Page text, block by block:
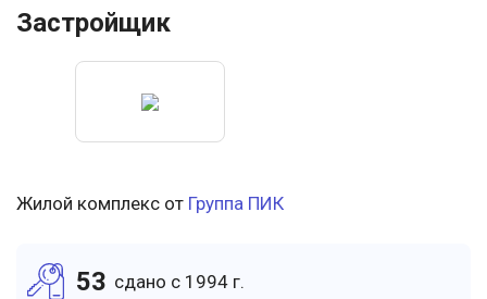
Застройщик
Жилой комплекс от Группа ПИК
53 cдано c 1994 г.